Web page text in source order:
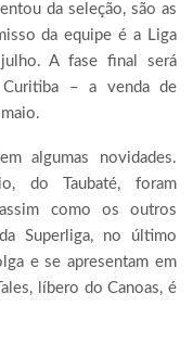
da seleção, são as
da equipe é a Liga
A fase final será
Curitiba – a venda de
algumas novidades.
do Taubaté, foram
como os outros
Superliga, no último
e se apresentam em
líbero do Canoas, é